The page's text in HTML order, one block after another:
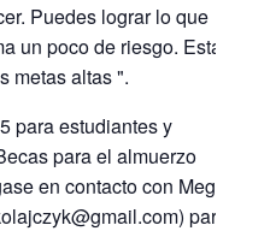
Puedes lograr lo que
un poco de riesgo. Estar
metas altas ".
para estudiantes y
para el almuerzo
en contacto con Meg
para